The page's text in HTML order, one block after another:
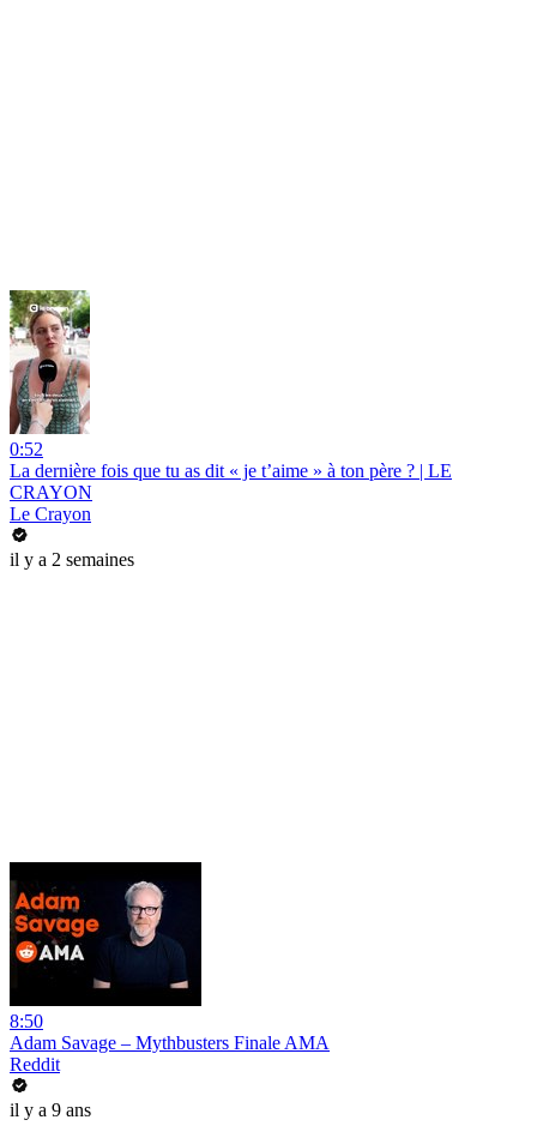
0:52
La dernière fois que tu as dit « je t’aime » à ton père ? | LE
CRAYON
Le Crayon
il y a 2 semaines
8:50
Adam Savage – Mythbusters Finale AMA
Reddit
il y a 9 ans